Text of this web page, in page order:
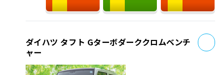
ダイハツ タフト Gターボダーククロムベンチ
ャー